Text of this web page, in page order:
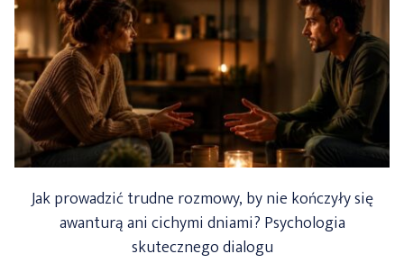
MODNE
W
SEZONIE
JESIEŃ/ZIMA
2021”
Jak prowadzić trudne rozmowy, by nie kończyły się
awanturą ani cichymi dniami? Psychologia
skutecznego dialogu